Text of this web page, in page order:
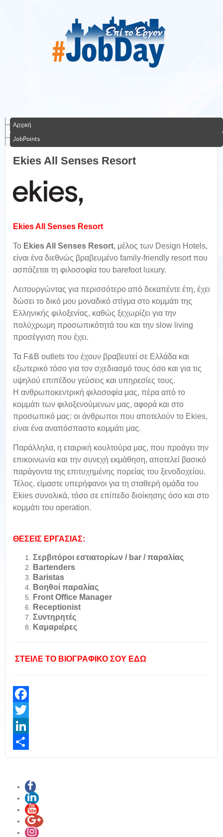
Αρχική
JobPoints
Ekies All Senses Resort
Ekies All Senses Resort
Το Ekies All Senses Resort, μέλος των Design Hotels,
είναι ένα διεθνώς βραβευμένο family-friendly resort που
ασπάζεται τη φιλοσοφία του barefoot luxury.
Λειτουργώντας για περισσότερο από δεκαπέντε έτη, έχει
δώσει το δικό μου μοναδικό στίγμα στο κομμάτι της
Ελληνικής φιλοξενίας, καθώς ξεχωρίζει για την
πολύχρωμη προσωπικότητά του και την slow living
προσέγγιση που έχει.
Τα F&B outlets του έχουν βραβευτεί σε Ελλάδα και
εξωτερικό τόσο για τον σχεδιασμό τους όσο και για τις
υψηλού επιπέδου γεύσεις και υπηρεσίες τους.
Η ανθρωποκεντρική φιλοσοφία μας, πέρα από το
κομμάτι των φιλοξενούμενων μας, αφορά και στο
προσωπικό μας: οι άνθρωποι που αποτελούν το Ekies,
είναι ένα αναπόσπαστο κομμάτι μας.
Παράλληλα, η εταιρική κουλτούρα μας, που προάγει την
επικοινωνία και την συνεχή εκμάθηση, αποτελεί βασικό
παράγοντα της επιτυχημένης πορείας του ξενοδοχείου.
Τέλος, είμαστε υπερήφανοι για τη σταθερή ομάδα του
Ekies συνολικά, τόσο σε επίπεδο διοίκησης όσο και στο
κομμάτι του operation.
ΘΕΣΕΙΣ ΕΡΓΑΣΙΑΣ:
Σερβιτόροι εστιατορίων / bar / παραλίας
Bartenders
Baristas
Βοηθοί παραλίας
Front Office Manager
Receptionist
Συντηρητές
Καμαριέρες
ΣΤΕΙΛΕ ΤΟ ΒΙΟΓΡΑΦΙΚΟ ΣΟΥ ΕΔΩ
Facebook
Twitter
LinkedIn
Share